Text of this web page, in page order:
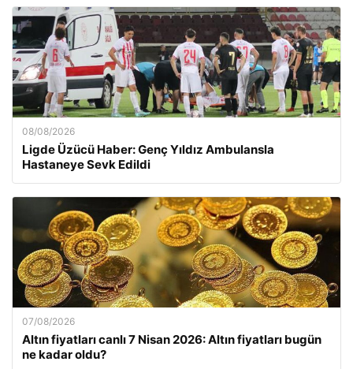
08/08/2026
Ligde Üzücü Haber: Genç Yıldız Ambulansla
Hastaneye Sevk Edildi
07/08/2026
Altın fiyatları canlı 7 Nisan 2026: Altın fiyatları bugün
ne kadar oldu?